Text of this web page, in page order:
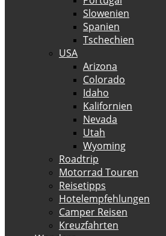
Slowenien
Spanien
Tschechien
USA
Arizona
Colorado
Idaho
Kalifornien
Nevada
Utah
Wyoming
Roadtrip
Motorrad Touren
Reisetipps
Hotelempfehlungen
Camper Reisen
Kreuzfahrten